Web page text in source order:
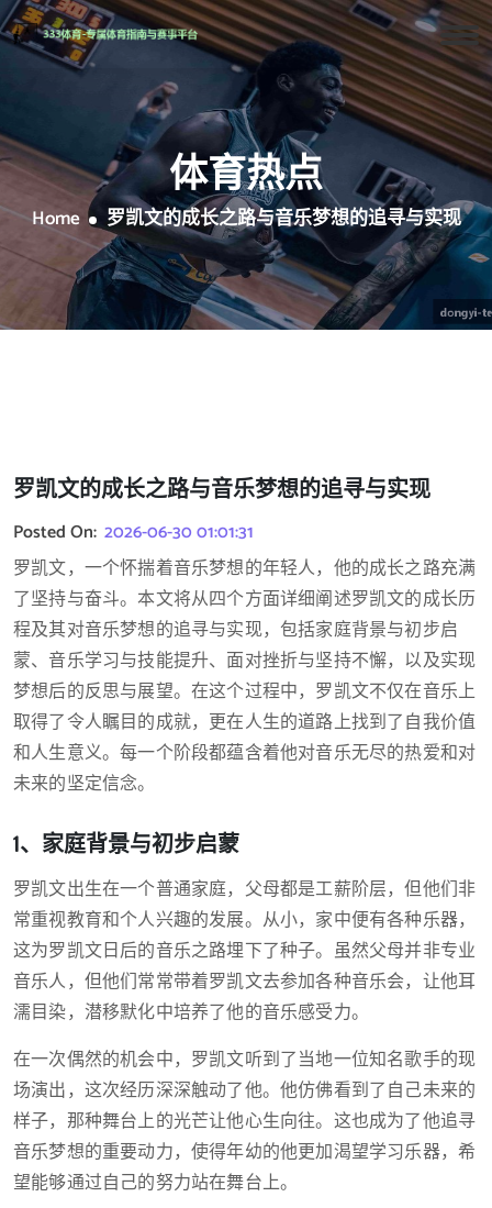
体育热点
Home 罗凯文的成长之路与音乐梦想的追寻与实现
罗凯文的成长之路与音乐梦想的追寻与实现
Posted On: 2026-06-30 01:01:31
罗凯文，一个怀揣着音乐梦想的年轻人，他的成长之路充满
了坚持与奋斗。本文将从四个方面详细阐述罗凯文的成长历
程及其对音乐梦想的追寻与实现，包括家庭背景与初步启
蒙、音乐学习与技能提升、面对挫折与坚持不懈，以及实现
梦想后的反思与展望。在这个过程中，罗凯文不仅在音乐上
取得了令人瞩目的成就，更在人生的道路上找到了自我价值
和人生意义。每一个阶段都蕴含着他对音乐无尽的热爱和对
未来的坚定信念。
1、家庭背景与初步启蒙
罗凯文出生在一个普通家庭，父母都是工薪阶层，但他们非
常重视教育和个人兴趣的发展。从小，家中便有各种乐器，
这为罗凯文日后的音乐之路埋下了种子。虽然父母并非专业
音乐人，但他们常常带着罗凯文去参加各种音乐会，让他耳
濡目染，潜移默化中培养了他的音乐感受力。
在一次偶然的机会中，罗凯文听到了当地一位知名歌手的现
场演出，这次经历深深触动了他。他仿佛看到了自己未来的
样子，那种舞台上的光芒让他心生向往。这也成为了他追寻
音乐梦想的重要动力，使得年幼的他更加渴望学习乐器，希
望能够通过自己的努力站在舞台上。